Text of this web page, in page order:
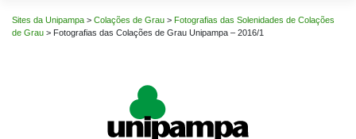
Sites da Unipampa > Colações de Grau > Fotografias das Solenidades de Colações
de Grau > Fotografias das Colações de Grau Unipampa – 2016/1